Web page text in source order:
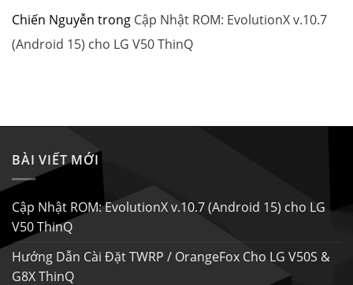
Chiến Nguyễn trong Cập Nhật ROM: EvolutionX v.10.7
(Android 15) cho LG V50 ThinQ
BÀI VIẾT MỚI
Cập Nhật ROM: EvolutionX v.10.7 (Android 15) cho LG
V50 ThinQ
Hướng Dẫn Cài Đặt TWRP / OrangeFox Cho LG V50S &
G8X ThinQ